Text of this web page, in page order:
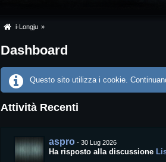
i-Longju »
Dashboard
Questo sito utilizza i cookie.
Attività Recenti
aspro -30 Lug 2026
Ha risposto alla discussione